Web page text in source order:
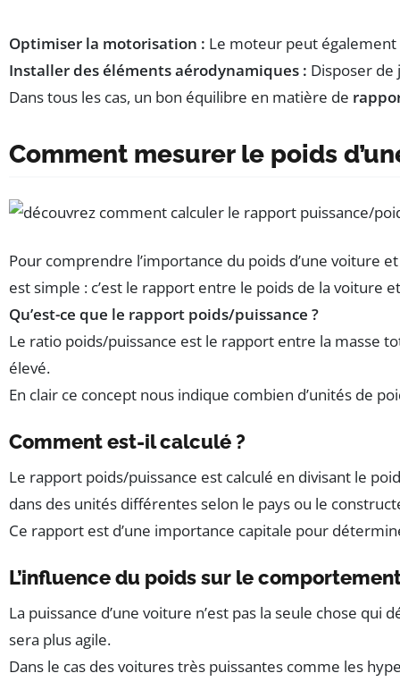
Optimiser la motorisation : Le moteur peut également
Installer des éléments aérodynamiques : Disposer
Dans tous les cas, un bon équilibre en matière de
Comment mesurer le poids
Pour comprendre l’importance du poids d’une voiture
est simple : c’est le rapport entre le poids de la voiture
Qu’est-ce que le rapport poids/puissance ?
Le ratio poids/puissance est le rapport entre la masse
élevé.
En clair ce concept nous indique combien d’unités de
Comment est-il calculé ?
Le rapport poids/puissance est calculé en divisant le
dans des unités différentes selon le pays ou le
Ce rapport est d’une importance capitale pour
L’influence du poids sur le
La puissance d’une voiture n’est pas la seule chose
sera plus agile.
Dans le cas des voitures très puissantes comme les